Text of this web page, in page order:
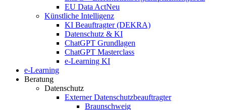
EU Data ActNeu
Künstliche Intelligenz
KI Beauftragter (DEKRA)
Datenschutz & KI
ChatGPT Grundlagen
ChatGPT Masterclass
e-Learning KI
e-Learning
Beratung
Datenschutz
Externer Datenschutzbeauftragter
Braunschweig